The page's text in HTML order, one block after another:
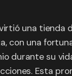
una
con una
durante su
Esta